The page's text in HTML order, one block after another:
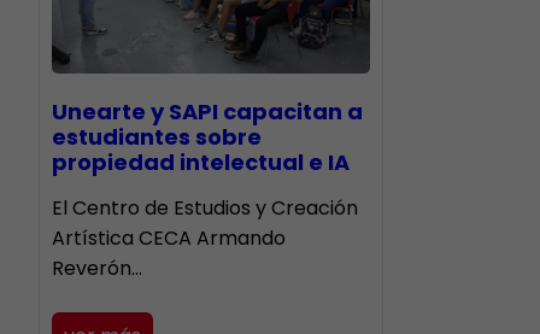
Unearte y SAPI capacitan a
estudiantes sobre
propiedad intelectual e IA
El Centro de Estudios y Creación
Artística CECA Armando
Reverón…